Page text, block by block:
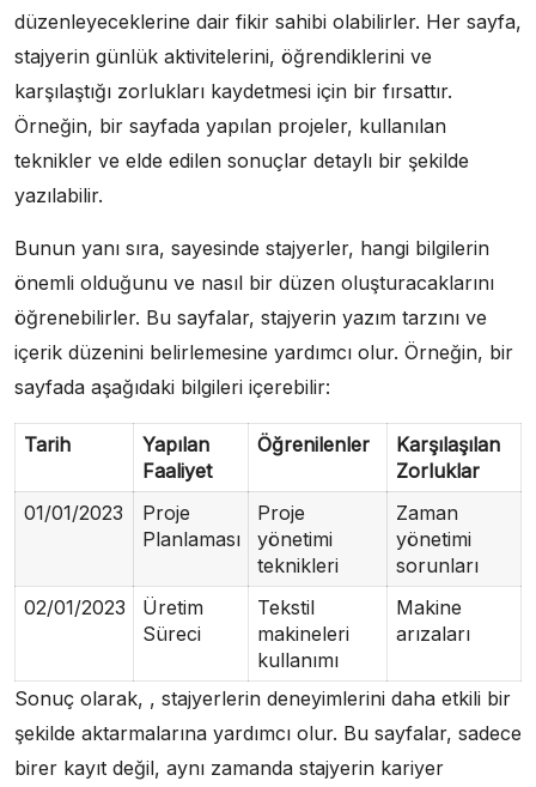
düzenleyeceklerine dair fikir sahibi olabilirler. Her sayfa,
stajyerin günlük aktivitelerini, öğrendiklerini ve
karşılaştığı zorlukları kaydetmesi için bir fırsattır.
Örneğin, bir sayfada yapılan projeler, kullanılan
teknikler ve elde edilen sonuçlar detaylı bir şekilde
yazılabilir.
Bunun yanı sıra, sayesinde stajyerler, hangi bilgilerin
önemli olduğunu ve nasıl bir düzen oluşturacaklarını
öğrenebilirler. Bu sayfalar, stajyerin yazım tarzını ve
içerik düzenini belirlemesine yardımcı olur. Örneğin, bir
sayfada aşağıdaki bilgileri içerebilir:
Tarih
Yapılan
Faaliyet
Öğrenilenler
Karşılaşılan
Zorluklar
01/01/2023
Proje
Planlaması
Proje
yönetimi
teknikleri
Zaman
yönetimi
sorunları
02/01/2023
Üretim
Süreci
Tekstil
makineleri
kullanımı
Makine
arızaları
Sonuç olarak, , stajyerlerin deneyimlerini daha etkili bir
şekilde aktarmalarına yardımcı olur. Bu sayfalar, sadece
birer kayıt değil, aynı zamanda stajyerin kariyer